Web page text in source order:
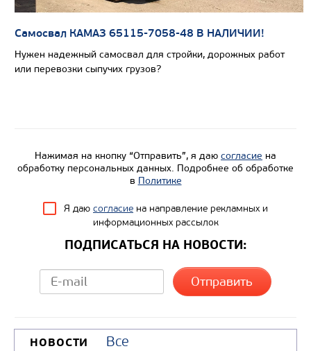
Вместимость кузова, м3
Направление разгрузки
Колесная формула
Самосвал КАМАЗ 65115-7058-48 В НАЛИЧИИ!
Нужен надежный самосвал для стройки, дорожных работ
или перевозки сыпучих грузов?
Нажимая на кнопку “Отправить”, я даю согласие на
обработку персональных данных. Подробнее об обработке
в Политике
Я даю согласие на направление рекламных и
информационных рассылок
ПОДПИСАТЬСЯ НА НОВОСТИ:
НОВОСТИ
Все